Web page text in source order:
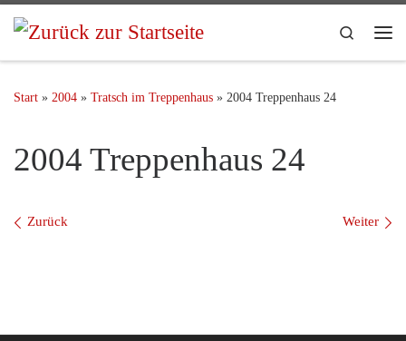
Search
Start » 2004 » Tratsch im Treppenhaus » 2004 Treppenhaus 24
2004 Treppenhaus 24
Bilder Navigation
Zurück Weiter